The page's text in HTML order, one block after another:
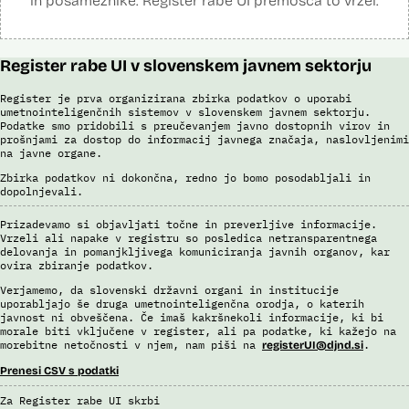
Brošura 60 let informacijsko telekomunikacijskega sistema policije
Odgovor na zahtevo za dostop do informacij javnega značaja
Register rabe UI v slovenskem javnem sektorju
Register je prva organizirana zbirka podatkov o uporabi
umetnointeligenčnih sistemov v slovenskem javnem sektorju.
Podatke smo pridobili s preučevanjem javno dostopnih virov in
prošnjami za dostop do informacij javnega značaja, naslovljenimi
na javne organe.
Zbirka podatkov ni dokončna, redno jo bomo posodabljali in
dopolnjevali.
Prizadevamo si objavljati točne in preverljive informacije.
Vrzeli ali napake v registru so posledica netransparentnega
delovanja in pomanjkljivega komuniciranja javnih organov, kar
ovira zbiranje podatkov.
Verjamemo, da slovenski državni organi in institucije
uporabljajo še druga umetnointeligenčna orodja, o katerih
javnost ni obveščena. Če imaš kakršnekoli informacije, ki bi
morale biti vključene v register, ali pa podatke, ki kažejo na
morebitne netočnosti v njem, nam piši na registerUI@djnd.si.
Prenesi CSV s podatki
Za Register rabe UI skrbi